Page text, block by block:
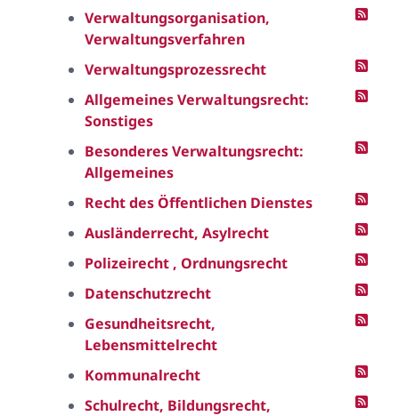
Verwaltungsorganisation,
Verwaltungsverfahren
Verwaltungsprozessrecht
Allgemeines Verwaltungsrecht:
Sonstiges
Besonderes Verwaltungsrecht:
Allgemeines
Recht des Öffentlichen Dienstes
Ausländerrecht, Asylrecht
Polizeirecht , Ordnungsrecht
Datenschutzrecht
Gesundheitsrecht,
Lebensmittelrecht
Kommunalrecht
Schulrecht, Bildungsrecht,